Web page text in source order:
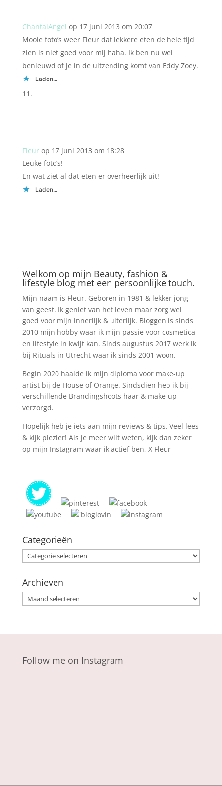
ChantalAngel op 17 juni 2013 om 20:07
Mooie foto’s weer Fleur dat lekkere eten de hele tijd
zien is niet goed voor mij haha. Ik ben nu wel
benieuwd of je in de uitzending komt van Eddy Zoey.
Laden...
Fleur op 17 juni 2013 om 18:28
Leuke foto’s!
En wat ziet al dat eten er overheerlijk uit!
Laden...
Welkom op mijn Beauty, fashion &
lifestyle blog met een persoonlijke touch.
Mijn naam is Fleur. Geboren in 1981 & lekker jong
van geest. Ik geniet van het leven maar zorg wel
goed voor mijn innerlijk & uiterlijk. Bloggen is sinds
2010 mijn hobby waar ik mijn passie voor cosmetica
en lifestyle in kwijt kan. Sinds augustus 2017 werk ik
bij Rituals in Utrecht waar ik sinds 2001 woon.
Begin 2020 haalde ik mijn diploma voor make-up
artist bij de House of Orange. Sindsdien heb ik bij
verschillende Brandingshoots haar & make-up
verzorgd.
Hopelijk heb je iets aan mijn reviews & tips. Veel lees
& kijk plezier! Als je meer wilt weten, kijk dan zeker
op mijn Instagram waar ik actief ben, X Fleur
Categorieën
Categorieën
Archieven
Archieven
Follow me on Instagram